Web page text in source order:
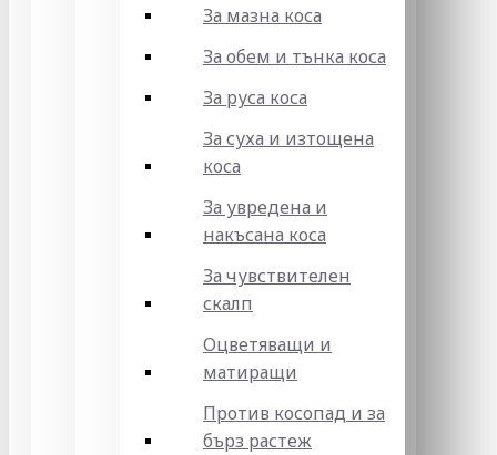
За мазна коса
За обем и тънка коса
За руса коса
За суха и изтощена
коса
За увредена и
накъсана коса
За чувствителен
скалп
Оцветяващи и
матиращи
Против косопад и за
бърз растеж